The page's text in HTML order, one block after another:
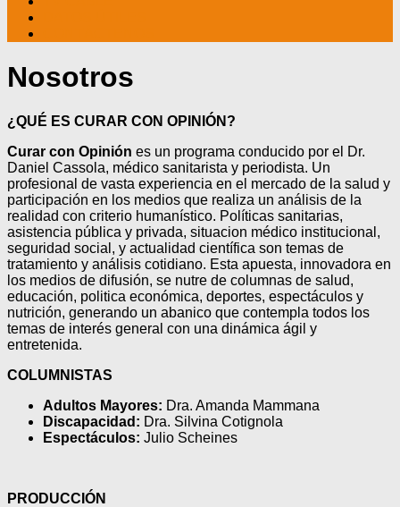
Nosotros
¿QUÉ ES CURAR CON OPINIÓN?
Curar con Opinión es un programa conducido por el Dr.
Daniel Cassola, médico sanitarista y periodista. Un
profesional de vasta experiencia en el mercado de la salud y
participación en los medios que realiza un análisis de la
realidad con criterio humanístico. Políticas sanitarias,
asistencia pública y privada, situacion médico institucional,
seguridad social, y actualidad científica son temas de
tratamiento y análisis cotidiano. Esta apuesta, innovadora en
los medios de difusión, se nutre de columnas de salud,
educación, politica económica, deportes, espectáculos y
nutrición, generando un abanico que contempla todos los
temas de interés general con una dinámica ágil y
entretenida.
COLUMNISTAS
Adultos Mayores: Dra. Amanda Mammana
Discapacidad: Dra. Silvina Cotignola
Espectáculos: Julio Scheines
PRODUCCIÓN